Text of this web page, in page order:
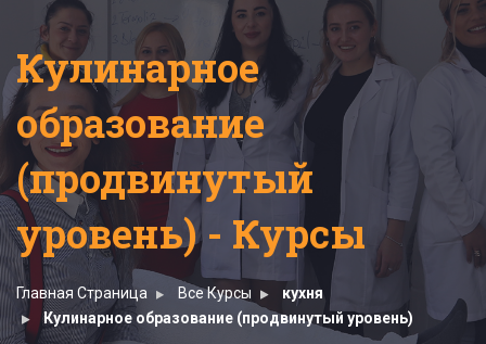
Кулинарное
образование
(продвинутый
уровень) - Курсы
Главная Страница Все Курсы
кухня
Кулинарное образование (продвинутый уровень)